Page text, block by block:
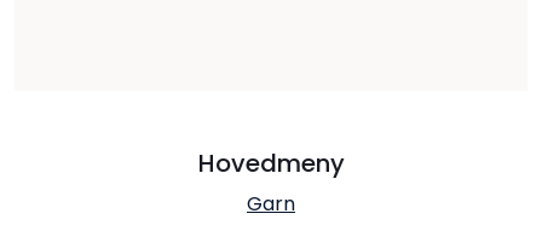
Hovedmeny
Garn